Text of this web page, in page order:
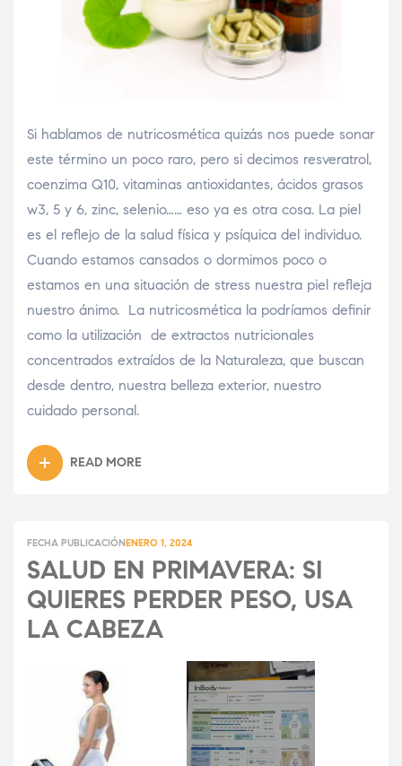
Si hablamos de nutricosmética quizás nos puede sonar
este término un poco raro, pero si decimos resveratrol,
coenzima Q10, vitaminas antioxidantes, ácidos grasos
w3, 5 y 6, zinc, selenio…… eso ya es otra cosa. La piel
es el reflejo de la salud física y psíquica del individuo.
Cuando estamos cansados o dormimos poco o
estamos en una situación de stress nuestra piel refleja
nuestro ánimo. La nutricosmética la podríamos definir
como la utilización de extractos nutricionales
concentrados extraídos de la Naturaleza, que buscan
desde dentro, nuestra belleza exterior, nuestro
cuidado personal.
READ MORE
FECHA PUBLICACIÓNENERO 1, 2024
SALUD EN PRIMAVERA: SI
QUIERES PERDER PESO, USA
LA CABEZA